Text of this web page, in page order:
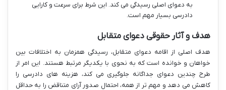
به دعوای اصلی رسیدگی می کند. این شرط برای سرعت و کارایی
دادرسی بسیار مهم است.
هدف و آثار حقوقی دعوای متقابل
هدف اصلی از اقامه دعوای متقابل، رسیدگی همزمان به اختلافات بین
خواهان و خوانده است که به نحوی با یکدیگر مرتبط هستند. این امر از
طرح چندین دعوای جداگانه جلوگیری می کند، هزینه های دادرسی را
کاهش می دهد و مهم تر از همه، احتمال صدور آرای متناقض را به حداقل